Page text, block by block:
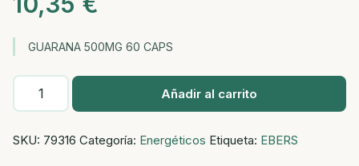
GUARANA 500MG 60 CAPS
GUARANA
500MG
CAPS
Añadir al carrito
SKU: 79316 Categoría: Energéticos Etiqueta: EBERS